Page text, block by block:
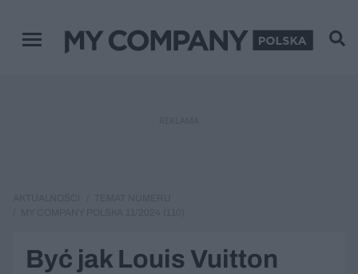
Menu główne
Być jak Louis Vuitton